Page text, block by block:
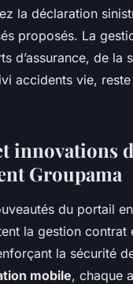
la déclaration
proposés. La
d’assurance, de la
accidents vie, reste
innovations
Groupama
du portail
la gestion contrat
la sécurité
mobile, chaque